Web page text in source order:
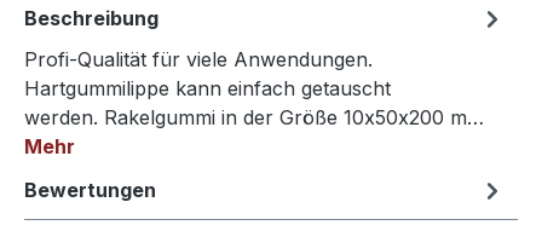
Beschreibung
Profi-Qualität für viele Anwendungen.
Hartgummilippe kann einfach getauscht
werden. Rakelgummi in der Größe 10x50x200 m…
Mehr
Bewertungen